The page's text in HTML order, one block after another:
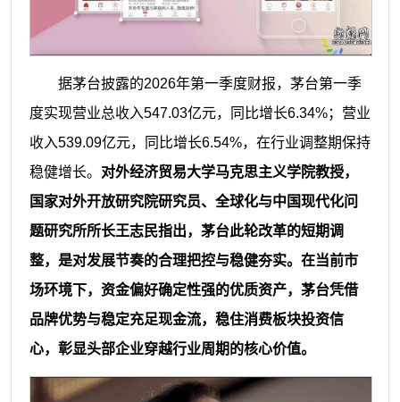
据茅台披露的2026年第一季度财报，茅台第一季
度实现营业总收入547.03亿元，同比增长6.34%；营业
收入539.09亿元，同比增长6.54%，在行业调整期保持
稳健增长。 对外经济贸易大学马克思主义学院教授，
国家对外开放研究院研究员、全球化与中国现代化问
题研究所所长王志民指出，茅台此轮改革的短期调
整，是对发展节奏的合理把控与稳健夯实。在当前市
场环境下，资金偏好确定性强的优质资产，茅台凭借
品牌优势与稳定充足现金流，稳住消费板块投资信
心，彰显头部企业穿越行业周期的核心价值。